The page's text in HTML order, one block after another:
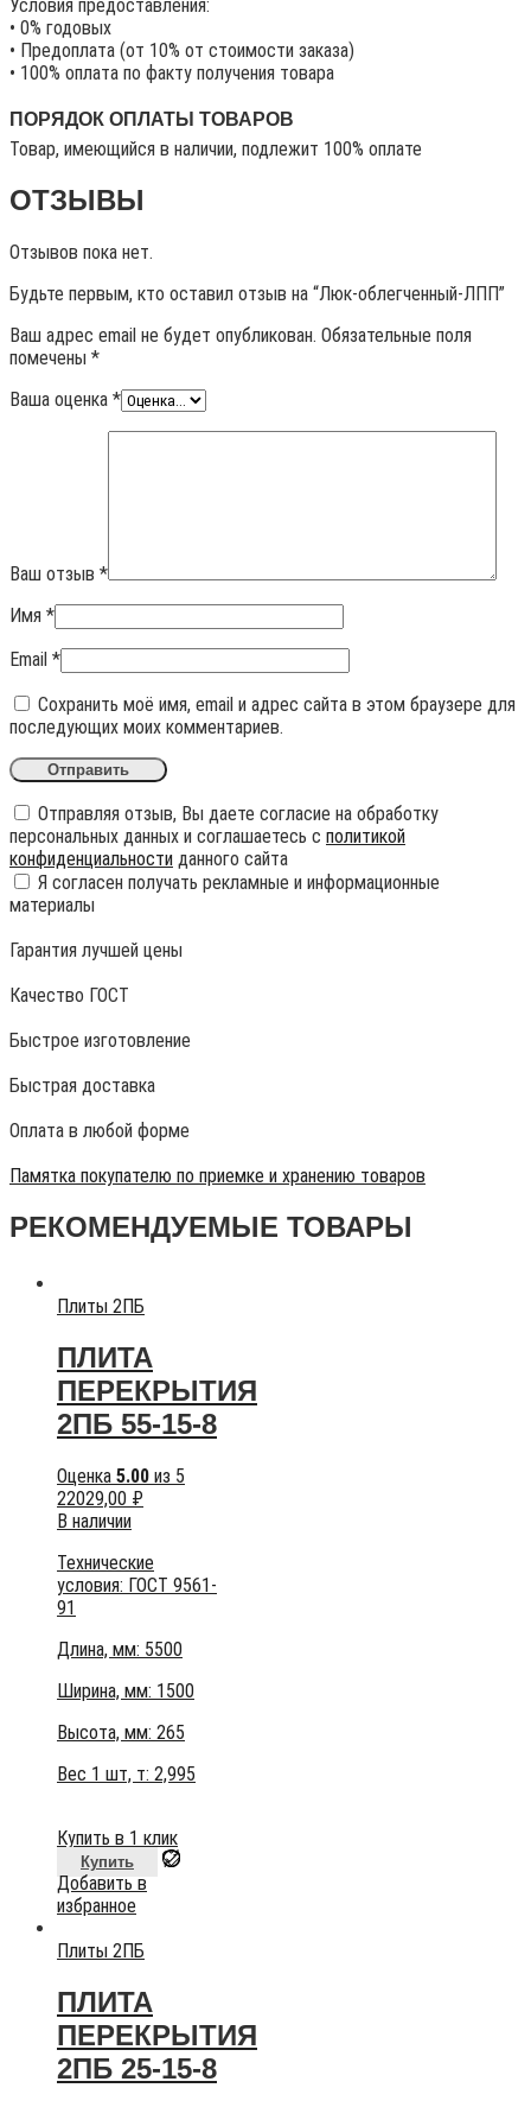
Условия предоставления:
• 0% годовых
• Предоплата (от 10% от стоимости заказа)
• 100% оплата по факту получения товара
ПОРЯДОК ОПЛАТЫ ТОВАРОВ
Товар, имеющийся в наличии, подлежит 100% оплате
ОТЗЫВЫ
Отзывов пока нет.
Будьте первым, кто оставил отзыв на “Люк-облегченный-ЛПП”
Ваш адрес email не будет опубликован. Обязательные поля
помечены *
Ваша оценка *
Ваш отзыв *
Имя *
Email *
Сохранить моё имя, email и адрес сайта в этом браузере для
последующих моих комментариев.
Отправляя отзыв, Вы даете согласие на обработку
персональных данных и соглашаетесь с политикой
конфиденциальности данного сайта
Я согласен получать рекламные и информационные
материалы
Гарантия лучшей цены
Качество ГОСТ
Быстрое изготовление
Быстрая доставка
Оплата в любой форме
Памятка покупателю по приемке и хранению товаров
РЕКОМЕНДУЕМЫЕ ТОВАРЫ
Плиты 2ПБ
ПЛИТА
ПЕРЕКРЫТИЯ
2ПБ 55-15-8
Оценка 5.00 из 5
22029,00 ₽
В наличии
Технические
условия: ГОСТ 9561-
91
Длина, мм: 5500
Ширина, мм: 1500
Высота, мм: 265
Вес 1 шт, т: 2,995
Купить в 1 клик
Купить
Добавить в
избранное
Плиты 2ПБ
ПЛИТА
ПЕРЕКРЫТИЯ
2ПБ 25-15-8